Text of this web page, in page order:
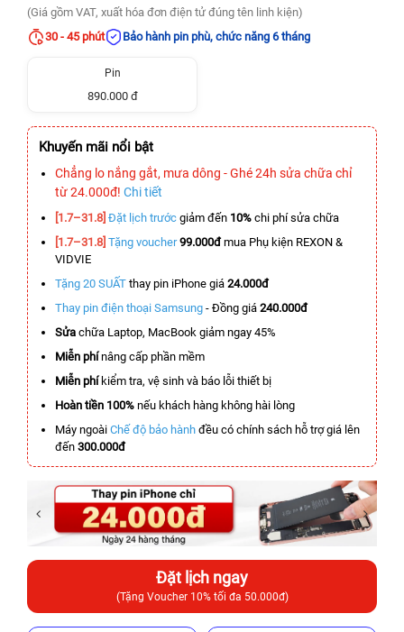
(Giá gồm VAT, xuất hóa đơn điện tử đúng tên linh kiện)
30 - 45 phút
Bảo hành pin phù, chức năng 6 tháng
Pin
890.000 đ
Khuyến mãi nổi bật
Chẳng lo nắng gắt, mưa dông - Ghé 24h sửa chữa chỉ
từ 24.000đ! Chi tiết
[1.7–31.8] Đặt lịch trước giảm đến 10% chi phí sửa chữa
[1.7–31.8] Tặng voucher 99.000đmua Phụ kiện REXON &
VIDVIE
Tặng 20 SUẤT thay pin iPhone giá 24.000đ
Thay pin điện thoại Samsung - Đồng giá 240.000đ
Sửa chữa Laptop, MacBook giảm ngay 45%
Miễn phínâng cấp phần mềm
Miễn phíkiểm tra, vệ sinh và báo lỗi thiết bị
Hoàn tiền 100% nếu khách hàng không hài lòng
Máy ngoài Chế độ bảo hành đều có chính sách hỗ trợ giá lên
đến 300.000đ
Đặt lịch ngay
(Tặng Voucher 10% tối đa 50.000đ)